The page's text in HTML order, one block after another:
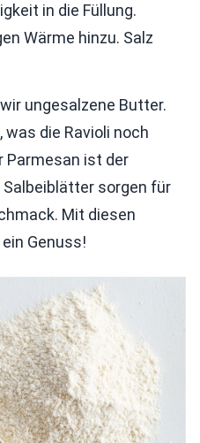
in die Füllung.
Wärme hinzu. Salz
ungesalzene Butter.
was die Ravioli noch
Parmesan ist der
sorgen für
Mit diesen
Genuss!